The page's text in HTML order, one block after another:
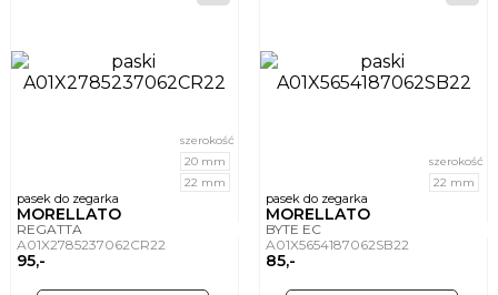
pasek do zegarka
MORELLATO
REGATTA
A01X2785237062CR22
95,-
szerokość
20 mm
22 mm
pasek do zegarka
MORELLATO
BYTE EC
A01X5654187062SB22
85,-
szerokość
22 mm